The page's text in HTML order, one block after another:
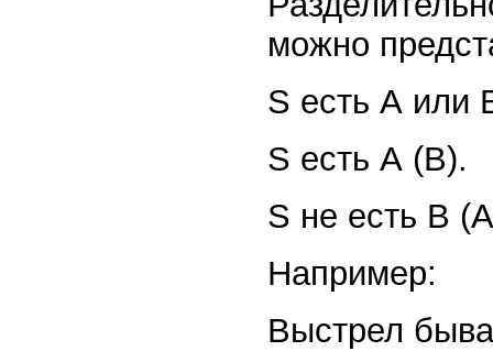
можно
S есть А или
S есть А (В).
S не есть В
Например:
Выстрел